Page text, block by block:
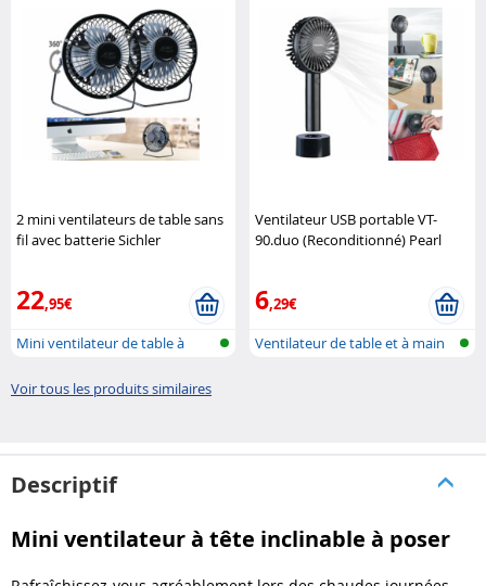
2 mini ventilateurs de table sans
fil avec batterie Sichler
22,95€
Mini ventilateur de table à
Ventilateur USB portable VT-
90.duo (Reconditionné) Pearl
6,29€
Ventilateur de table et à main
Voir tous les produits similaires
Descriptif
Mini ventilateur à tête inclinable à poser